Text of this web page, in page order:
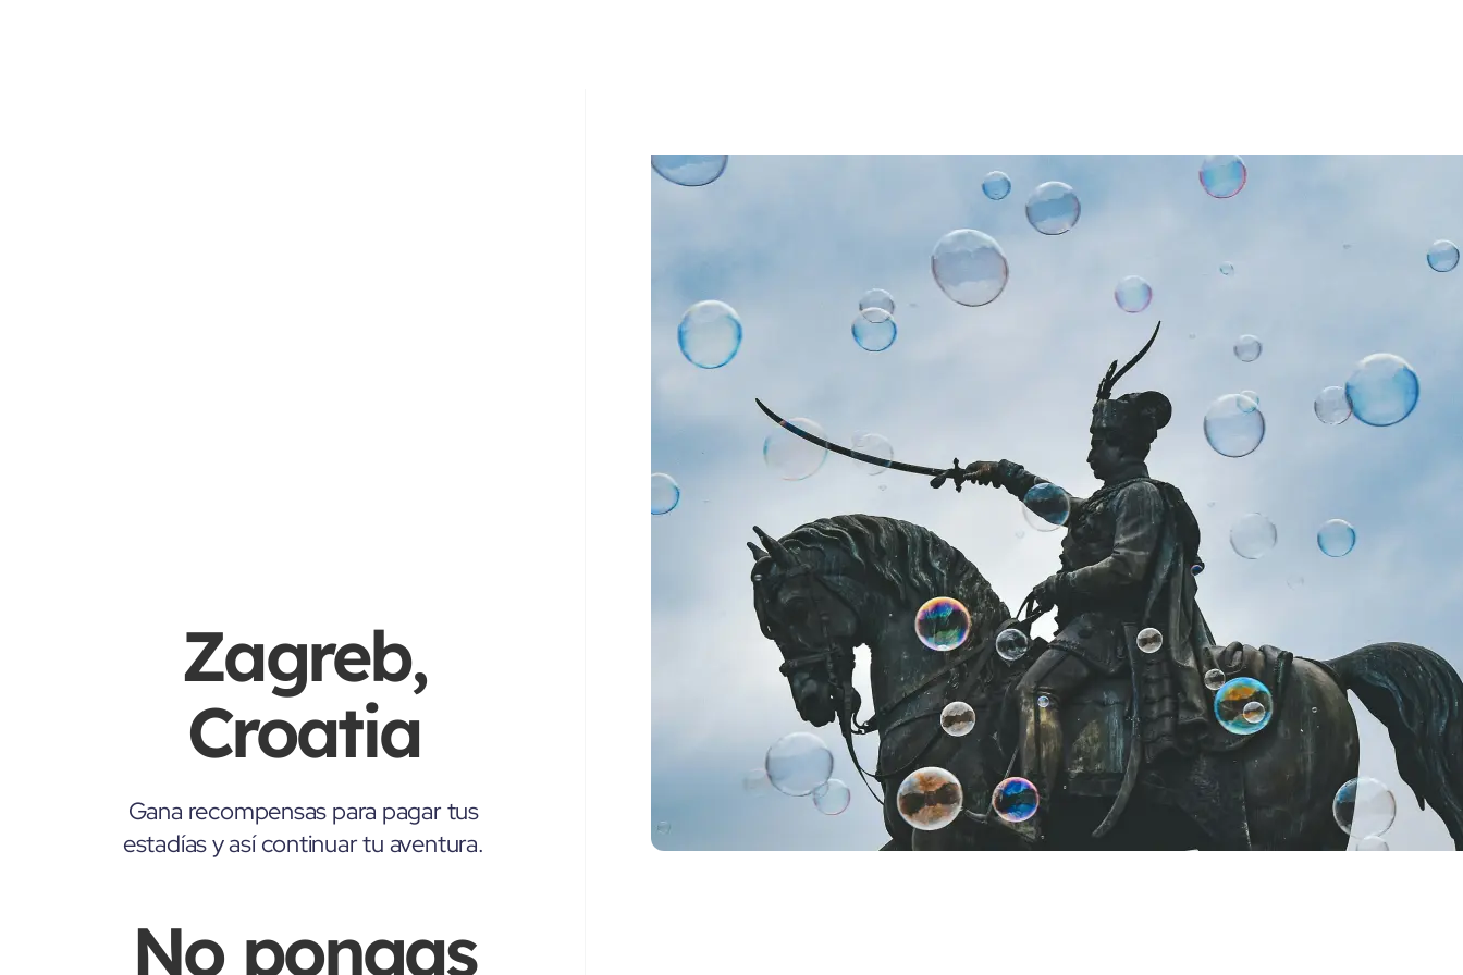
Zagreb,
Croatia
Gana recompensas para pagar tus
estadías y así continuar tu aventura.
No pongas